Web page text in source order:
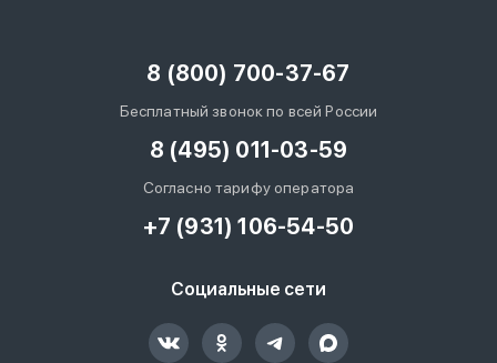
8 (800) 700-37-67
Бесплатный звонок по всей России
8 (495) 011-03-59
Согласно тарифу оператора
+7 (931) 106-54-50
Социальные сети
Войти под другим номером